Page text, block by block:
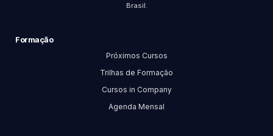
Brasil.
Formação
Próximos Cursos
Trilhas de Formação
Cursos in Company
Agenda Mensal